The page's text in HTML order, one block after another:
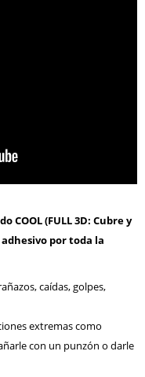
(FULL 3D: Cubre y
por toda la
caídas, golpes,
extremas como
con un punzón o darle